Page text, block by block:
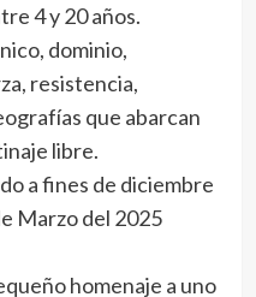
4 y 20 años.
dominio,
resistencia,
que abarcan
libre.
a fines de diciembre
Marzo del 2025
homenaje a uno